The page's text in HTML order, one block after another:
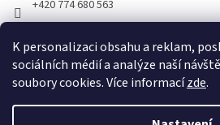
K personalizaci obsahu a reklam,
sociálních médií a analýze naší
soubory cookies. Více informacízde.
+420 774 680 563
informatorium/